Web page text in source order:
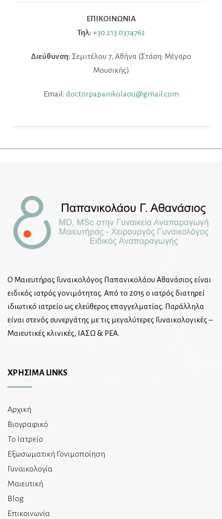
ΕΠΙΚΟΙΝΩΝΙΑ
Τηλ: +30.213 0374762
Διεύθυνση: Σεμιτέλου 7, Αθήνα (Στάση: Μέγαρο
Μουσικής)
Email: doctorpapanikolaou@gmail.com
Ο Μαιευτήρας Γυναικολόγος Παπανικολάου Αθανάσιος είναι
ειδικός ιατρός γονιμότητας. Από το 2015 ο ιατρός διατηρεί
ιδιωτικό ιατρείο ως ελεύθερος επαγγελματίας. Παράλληλα
είναι στενός συνεργάτης με τις μεγαλύτερες Γυναικολογικές –
Μαιευτικές κλινικές, ΙΑΣΩ & ΡΕΑ.
ΧΡΗΣΙΜΑ LINKS
Αρχική
Βιογραφικό
Το Ιατρείο
Εξωσωματική Γονιμοποίηση
Γυναικολογία
Μαιευτική
Blog
Επικοινωνία